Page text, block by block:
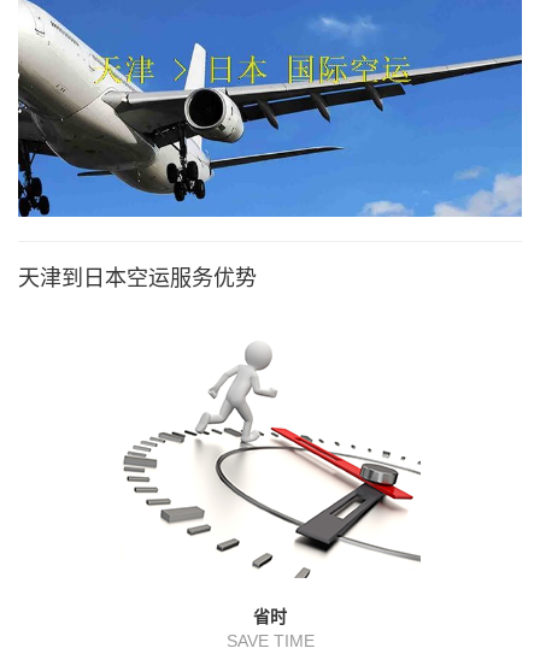
天津到日本空运服务优势
省时
SAVE TIME